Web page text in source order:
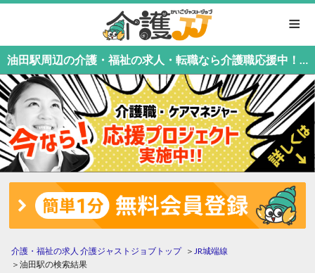
≡
油田駅周辺の介護・福祉の求人・転職なら介護職応援中！介護職専門の介護ジャストジョブ
介護・福祉の求人 介護ジャストジョブトップ
JR城端線
油田駅の検索結果